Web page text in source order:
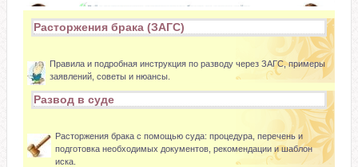
Расторжения брака (ЗАГС)
Правила и подробная инструкция по разводу через ЗАГС, примеры
заявлений, советы и нюансы.
Развод в суде
Расторжения брака с помощью суда: процедура, перечень и
подготовка необходимых документов, рекомендации и шаблон
иска.